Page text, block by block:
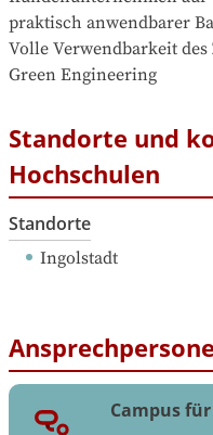
praktisch anwendbarer
Volle Verwendbarkeit
Green Engineering
Standorte und
Hochschulen
Standorte
Ingolstadt
Campus